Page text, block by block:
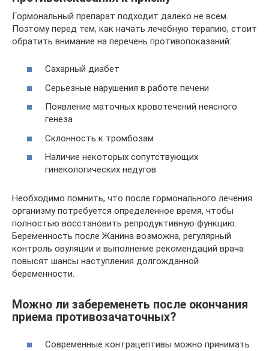
Гормональный препарат подходит далеко не всем.
Поэтому перед тем, как начать лечебную терапию, стоит
обратить внимание на перечень противопоказаний:
Сахарный диабет
Серьезные нарушения в работе печени
Появление маточных кровотечений неясного
генеза
Склонность к тромбозам
Наличие некоторых сопутствующих
гинекологических недугов.
Необходимо помнить, что после гормонального лечения
организму потребуется определенное время, чтобы
полностью восстановить репродуктивную функцию.
Беременность после Жанина возможна, регулярный
контроль овуляции и выполнение рекомендаций врача
повысят шансы наступления долгожданной
беременности.
Можно ли забеременеть после окончания
приема противозачаточных?
Современные контрацептивы можно принимать